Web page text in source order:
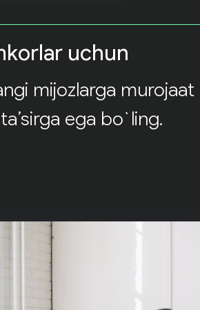
uchun
mijozlarga murojaat
ega bo`ling.